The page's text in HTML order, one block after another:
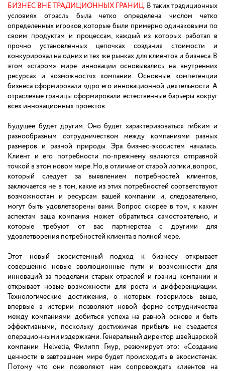
БИЗНЕС ВНЕ ТРАДИЦИОННЫХ ГРАНИЦ.В таких традиционных
условиях отрасль была четко определена числом четко
определенных игроков, которые были примерно одинаковыми по
своим продуктам и процессам, каждый из которых работал в
прочно установленных цепочках создания стоимости и
конкурировал на одних и тех же рынках для клиентов и бизнеса. В
этом «старом» мире инновации основывались на внутренних
ресурсах и возможностях компании. Основные компетенции
бизнеса сформировали ядро его инновационной деятельности. А
отраслевые границы сформировали естественные барьеры вокруг
всех инновационных проектов.
Будущее будет другим. Оно будет характеризоваться гибким и
разнообразным сотрудничеством между компаниями разных
размеров и разной природы. Эра бизнес-экосистем началась.
Клиент и его потребности по-прежнему являются отправной
точкой в этом новом мире. Но, в отличие от старой логики, вопрос,
который следует за выявлением потребностей клиентов,
заключается не в том, какие из этих потребностей соответствуют
возможностям и ресурсам вашей компании и, следовательно,
могут быть удовлетворены вами. Вопрос скорее в том, к каким
аспектам ваша компания может обратиться самостоятельно, и
которые требуют от вас партнерства с другими для
удовлетворения потребностей клиента в полной мере.
Этот новый экосистемный подход к бизнесу открывает
совершенно новые эволюционные пути и возможности для
инноваций за пределами старых отраслей и границ компании и
открывает новые возможности для роста и дифференциации.
Технологические достижения, о которых говорилось выше,
впервые в истории позволяют новой форме сотрудничества
между компаниями добиться успеха на равной основе и быть
эффективными, поскольку достижимая прибыль не съедается
операционными издержками. Генеральный директор швейцарской
компании Helvetia, Филипп Гмур, резюмирует это: «Создание
ценности в завтрашнем мире будет происходить в экосистемах.
Потому что они позволяют нам сопровождать клиентов на